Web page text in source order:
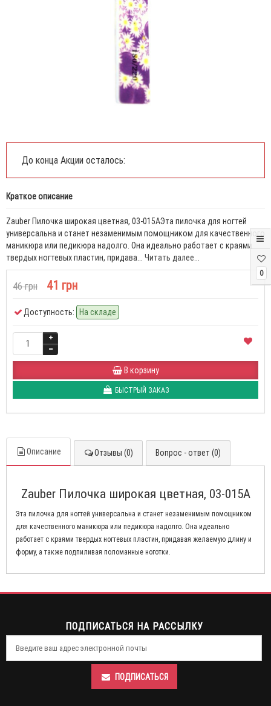
0
До конца Акции осталось:
Краткое описание
Zauber Пилочка широкая цветная, 03-015AЭта пилочка для ногтей
универсальна и станет незаменимым помощником для качественного
маникюра или педикюра надолго. Она идеально работает с краями
твердых ногтевых пластин, придава... Читать далее...
46 грн 41 грн
Доступность: На складе
В корзину
БЫСТРЫЙ ЗАКАЗ
Описание Отзывы (0) Вопрос - ответ (0)
Zauber Пилочка широкая цветная, 03-015A
Эта пилочка для ногтей универсальна и станет незаменимым помощником
для качественного маникюра или педикюра надолго. Она идеально
работает с краями твердых ногтевых пластин, придавая желаемую длину и
форму, а также подпиливая поломанные ноготки.
ПОДПИСАТЬСЯ НА РАССЫЛКУ
ПОДПИСАТЬСЯ